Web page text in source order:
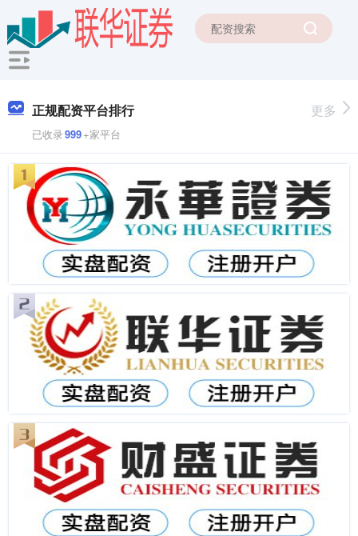
正规配资平台排行
已收录999+家平台
更多